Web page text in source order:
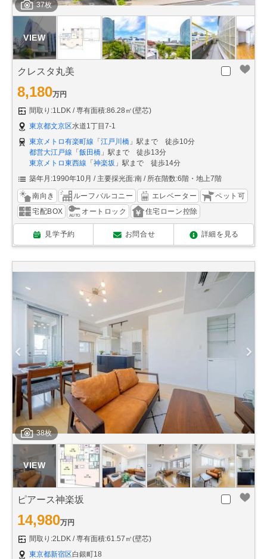
37枚
クレスタ丸美
8,180万円
間取り:1LDK
専有面積:86.28㎡(壁芯)
東京都文京区水道1丁目7-1
東京メトロ有楽町線 「 江戸川橋 」駅まで 徒歩10分
都営大江戸線 「 飯田橋 」駅まで 徒歩13分
東京メトロ東西線 「 神楽坂 」駅まで 徒歩14分
築年月:1990年10月
主要採光面:南 所在階数:6階・地上7階
南向き ルーフバルコニー エレベーター
ペット可
宅配BOX
オートロック 住宅ローン控除
見学予約 お問合せ 詳細を見る
38枚
ピアース神楽坂
14,980万円
間取り:2LDK
専有面積:61.57㎡(壁芯)
東京都新宿区白銀町18